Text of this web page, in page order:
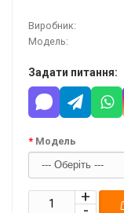
Виробник:
Модель:
Задати питання:
Модель